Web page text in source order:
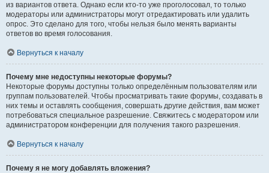
из вариантов ответа. Однако если кто-то уже проголосовал, то только
модераторы или администраторы могут отредактировать или удалить
опрос. Это сделано для того, чтобы нельзя было менять варианты
ответов во время голосования.
Вернуться к началу
Почему мне недоступны некоторые форумы?
Некоторые форумы доступны только определённым пользователям или
группам пользователей. Чтобы просматривать такие форумы, создавать в
них темы и оставлять сообщения, совершать другие действия, вам может
потребоваться специальное разрешение. Свяжитесь с модератором или
администратором конференции для получения такого разрешения.
Вернуться к началу
Почему я не могу добавлять вложения?